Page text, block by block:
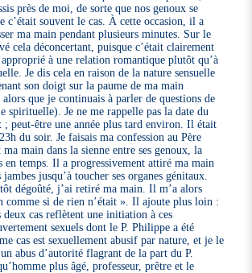
près de moi, de sorte que nos genoux se
c’était souvent le cas. À cette occasion, il a
ma main pendant plusieurs minutes. Sur le
cela déconcertant, puisque c’était clairement
à une relation romantique plutôt qu’à
Je dis cela en raison de la nature sensuelle
son doigt sur la paume de ma main
que je continuais à parler de questions de
spirituelle). Je ne me rappelle pas la date du
; peut-être une année plus tard environ. Il était
du soir. Je faisais ma confession au Père
main dans la sienne entre ses genoux, la
en temps. Il a progressivement attiré ma main
jambes jusqu’à toucher ses organes génitaux.
dégoûté, j’ai retiré ma main. Il m’a alors
comme si de rien n’était ». Il ajoute plus loin :
deux cas reflètent une initiation à ces
sexuels dont le P. Philippe a été
cas est sexuellement abusif par nature, et je le
abus d’autorité flagrant de la part du P.
plus âgé, professeur, prêtre et le